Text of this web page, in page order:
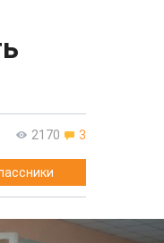
2170 3